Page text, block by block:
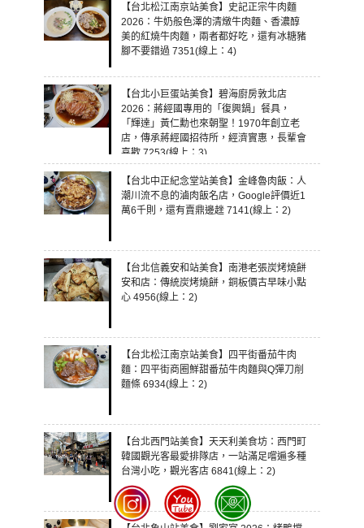
【台北松江南京站美食】史記正宗牛肉麵
2026：牛奶般色澤的清燉牛肉麵、香濃醇
美的紅燒牛肉麵，兩者都好吃，還有冰糖豬
腳不要錯過 7351(線上：4)
【台北小巨蛋站美食】碧海廚房敦北店
2026：蔣經國專用的「復興鍋」餐具，
「輝達」黃仁勳也來朝聖！1970年創立老
店，傳承蔣經國招待所，經濟實惠，長輩會
喜歡 7253(線上：3)
【台北中正紀念堂站美食】金峰魯肉飯：人
潮川流不息的滷肉飯名店，Google評價近1
萬6千則，還有賣鼎邊趖 7141(線上：2)
【台北信義安和站美食】南港老張炭烤燒餅
安和店：傳統炭烤燒餅，銅板價古早味小點
心 4956(線上：2)
【台北松江南京站美食】四平街番茄牛肉
麵：四平街商圈鮮甜番茄牛肉麵與Q彈刀削
麵條 6934(線上：2)
【台北西門站美食】天天利美食坊：西門町
韓國觀光客最愛排隊店，一站滿足嚐遍多種
台灣小吃，觀光客店 6841(線上：2)